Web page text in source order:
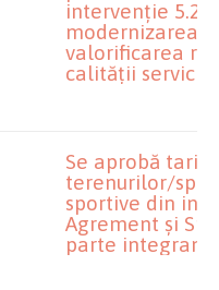
intervenție 5.2
modernizarea
valorificarea
calității
Se aprobă
terenurilor/
sportive din
Agrement și
parte